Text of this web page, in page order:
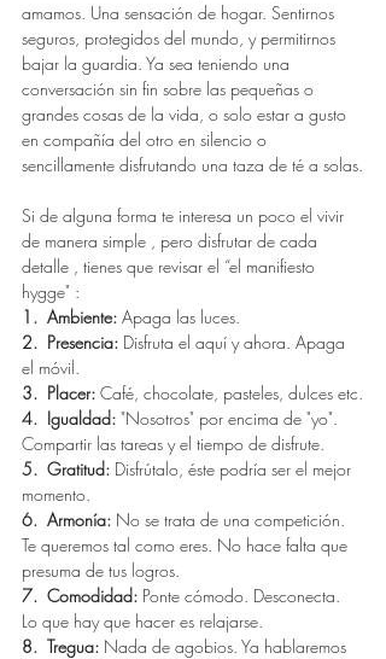
amamos. Una sensación de hogar. Sentirnos
seguros, protegidos del mundo, y permitirnos
bajar la guardia. Ya sea teniendo una
conversación sin fin sobre las pequeñas o
grandes cosas de la vida, o solo estar a gusto
en compañía del otro en silencio o
sencillamente disfrutando una taza de té a solas.
Si de alguna forma te interesa un poco el vivir
de manera simple , pero disfrutar de cada
detalle , tienes que revisar el “el manifiesto
hygge" :
1. Ambiente: Apaga las luces.
2. Presencia: Disfruta el aquí y ahora. Apaga
el móvil.
3. Placer: Café, chocolate, pasteles, dulces etc.
4. Igualdad: "Nosotros" por encima de "yo".
Compartir las tareas y el tiempo de disfrute.
5. Gratitud: Disfrútalo, éste podría ser el mejor
momento.
6. Armonía: No se trata de una competición.
Te queremos tal como eres. No hace falta que
presuma de tus logros.
7. Comodidad: Ponte cómodo. Desconecta.
Lo que hay que hacer es relajarse.
8. Tregua: Nada de agobios. Ya hablaremos